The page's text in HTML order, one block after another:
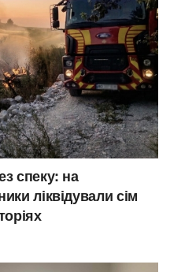
спеку: на
ліквідували сім